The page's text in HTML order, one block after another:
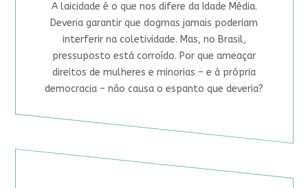
A laicidade é o que nos difere da Idade Média.
Deveria garantir que dogmas jamais poderiam
interferir na coletividade. Mas, no Brasil,
pressuposto está corroído. Por que ameaçar
direitos de mulheres e minorias – e à própria
democracia – não causa o espanto que deveria?